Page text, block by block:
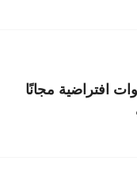
افتراضية مجانًا